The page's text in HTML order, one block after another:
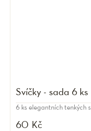
Svíčky - sada 6 ks
60 Kč
6 ks elegantních tenkých